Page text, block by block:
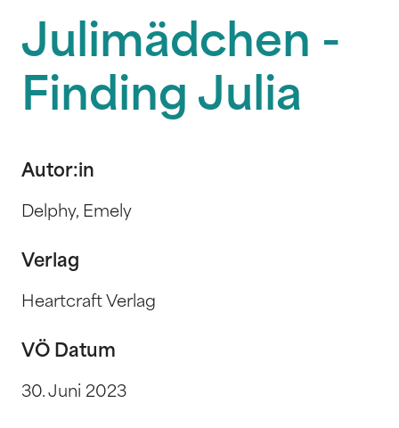
Julimädchen -
Finding Julia
Autor:in
Delphy, Emely
Verlag
Heartcraft Verlag
VÖ Datum
30. Juni 2023